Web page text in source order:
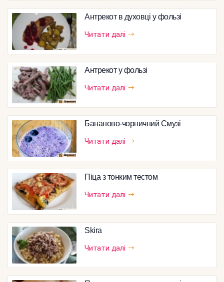
Антрекот в духовці у фользі
Читати далі
Антрекот у фользі
Читати далі
Бананово-чорничний Смузі
Читати далі
Піца з тонким тестом
Читати далі
Skira
Читати далі